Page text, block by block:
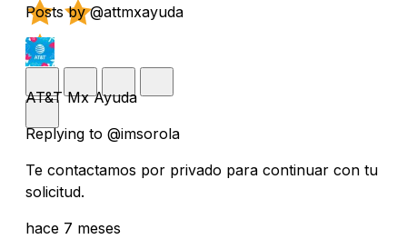
Posts by @attmxayuda
AT&T Mx Ayuda
Replying to @imsorola
Te contactamos por privado para continuar con tu
solicitud.
hace 7 meses